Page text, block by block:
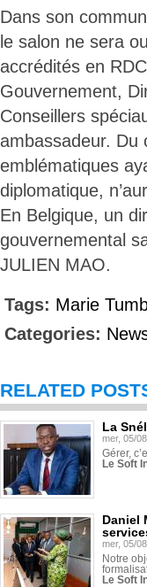
Dans son
le salon ne sera
accrédités en
Gouvernement,
Conseillers
ambassadeur. Du
emblématiques
diplomatique,
En Belgique, un
gouvernemental
JULIEN MAO.
Tags: Marie
Categories:
RELATED
La
mer, 05/
Gérer,
Le Soft
Daniel
mer, 05/
Notre
Le Soft